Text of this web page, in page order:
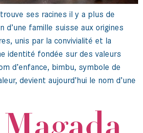
ses racines il y a plus de
d’une famille suisse aux origines
unis par la convivialité et la
identité fondée sur des valeurs
d’enfance, bimbu, symbole de
devient aujourd’hui le nom d’une